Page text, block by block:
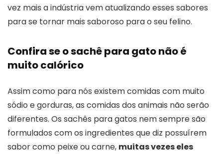
vez mais a indústria vem atualizando esses sabores
para se tornar mais saboroso para o seu felino.
Confira se o sachê para gato não é
muito calórico
Assim como para nós existem comidas com muito
sódio e gorduras, as comidas dos animais não serão
diferentes. Os sachês para gatos nem sempre são
formulados com os ingredientes que diz possuírem
sabor como peixe ou carne, muitas vezes eles